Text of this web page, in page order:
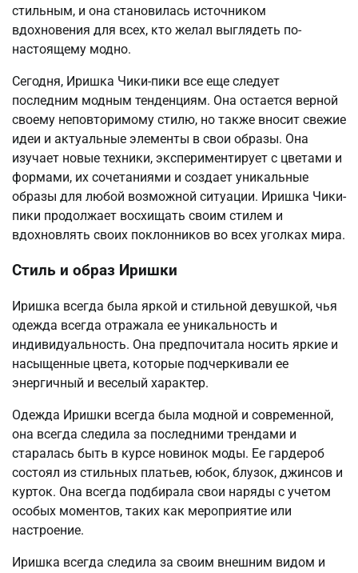
стильным, и она становилась источником
вдохновения для всех, кто желал выглядеть по-
настоящему модно.
Сегодня, Иришка Чики-пики все еще следует
последним модным тенденциям. Она остается верной
своему неповторимому стилю, но также вносит свежие
идеи и актуальные элементы в свои образы. Она
изучает новые техники, экспериментирует с цветами и
формами, их сочетаниями и создает уникальные
образы для любой возможной ситуации. Иришка Чики-
пики продолжает восхищать своим стилем и
вдохновлять своих поклонников во всех уголках мира.
Стиль и образ Иришки
Иришка всегда была яркой и стильной девушкой, чья
одежда всегда отражала ее уникальность и
индивидуальность. Она предпочитала носить яркие и
насыщенные цвета, которые подчеркивали ее
энергичный и веселый характер.
Одежда Иришки всегда была модной и современной,
она всегда следила за последними трендами и
старалась быть в курсе новинок моды. Ее гардероб
состоял из стильных платьев, юбок, блузок, джинсов и
курток. Она всегда подбирала свои наряды с учетом
особых моментов, таких как мероприятие или
настроение.
Иришка всегда следила за своим внешним видом и